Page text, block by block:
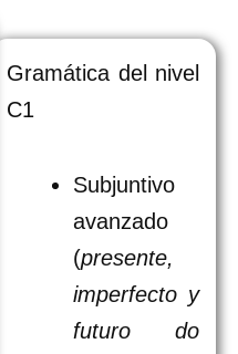
Gramática del nivel
C1
Subjuntivo
avanzado
(presente,
imperfecto y
futuro do